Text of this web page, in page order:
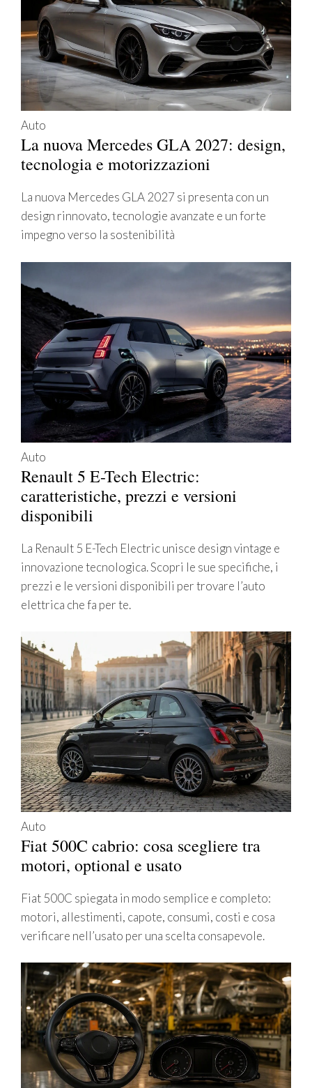
Auto
La nuova Mercedes GLA 2027: design,
tecnologia e motorizzazioni
La nuova Mercedes GLA 2027 si presenta con un
design rinnovato, tecnologie avanzate e un forte
impegno verso la sostenibilità
Auto
Renault 5 E-Tech Electric:
caratteristiche, prezzi e versioni
disponibili
La Renault 5 E-Tech Electric unisce design vintage e
innovazione tecnologica. Scopri le sue specifiche, i
prezzi e le versioni disponibili per trovare l’auto
elettrica che fa per te.
Auto
Fiat 500C cabrio: cosa scegliere tra
motori, optional e usato
Fiat 500C spiegata in modo semplice e completo:
motori, allestimenti, capote, consumi, costi e cosa
verificare nell’usato per una scelta consapevole.